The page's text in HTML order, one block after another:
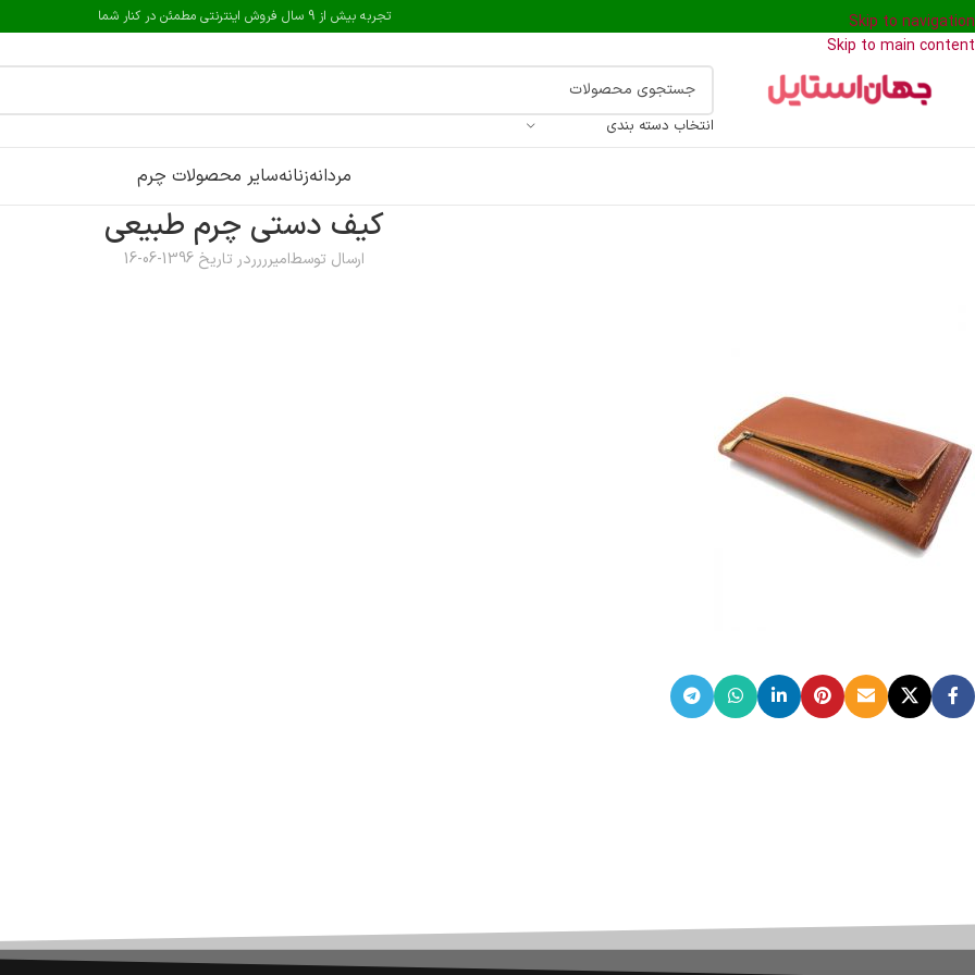
Skip to navigation
Skip to main content
تجربه بیش از 9 سال فروش اینترنتی مطمئن در کنار شما
انتخاب دسته بندی
مردانهزنانهسایر محصولات چرم
کیف دستی چرم طبیعی
ارسال توسطامیرررردر تاریخ 1396-06-16